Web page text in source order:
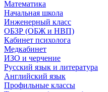
Математика
Начальная школа
Инженерный класс
ОБЗР (ОБЖ и НВП)
Кабинет психолога
Медкабинет
ИЗО и черчение
Русский язык и литература
Английский язык
Профильные классы